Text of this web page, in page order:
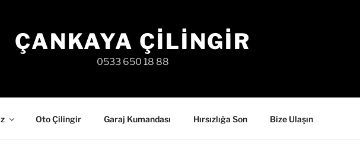
ÇANKAYA ÇILINGIR
0533 650 18 88
Oto Çilingir Garaj Kumandası Hırsızlığa Son Bize Ulaşın